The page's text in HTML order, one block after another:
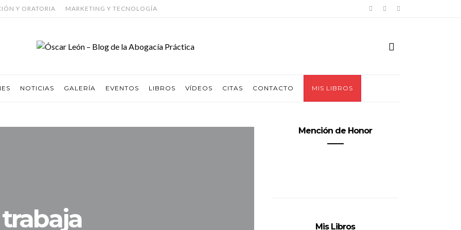
Y ORATORIA MARKETING Y TECNOLOGÍA
NOTICIAS GALERÍA EVENTOS LIBROS VÍDEOS CITAS CONTACTO MIS LIBROS
trabaja
Mención de Honor
Mis Libros